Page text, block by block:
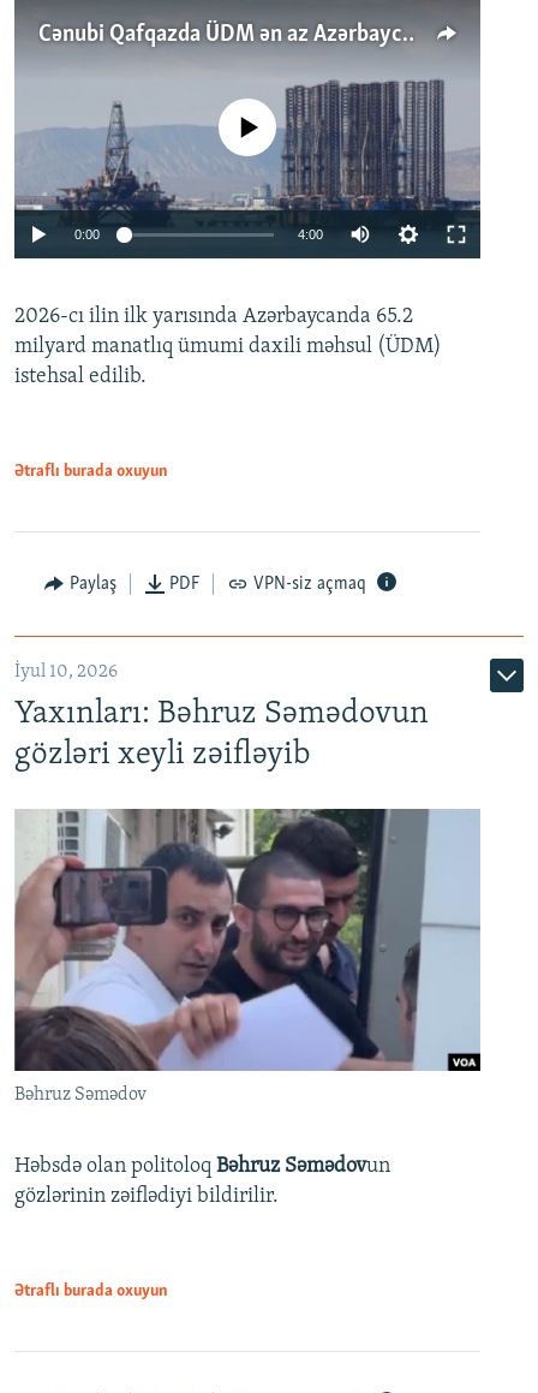
Cənubi Qafqazda ÜDM ən az Azərbaycanda artır: Qonşuları niyə Bakını qabaqlaya bilir?
Auto 240p 360p 480p
No media source currently available
0:00 4:00
360p
480p
2026-cı ilin ilk yarısında Azərbaycanda 65.2
milyard manatlıq ümumi daxili məhsul (ÜDM)
istehsal edilib.
Ətraflı burada oxuyun
Paylaş PDF VPN-siz açmaq
İyul 10, 2026
Yaxınları: Bəhruz Səmədovun
gözləri xeyli zəifləyib
Bəhruz Səmədov
Həbsdə olan politoloq Bəhruz Səmədovun
gözlərinin zəiflədiyi bildirilir.
Ətraflı burada oxuyun